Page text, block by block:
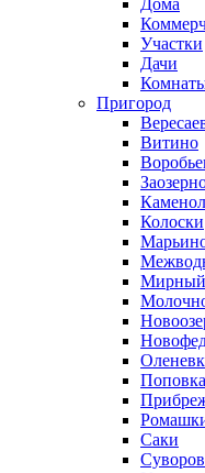
Дома
Участки
Дачи
Пригород
Витино
Колоски
Мирный
Поповка
Саки